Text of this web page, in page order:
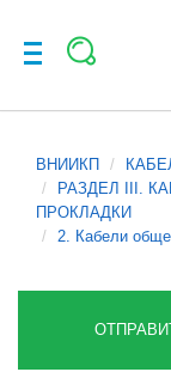
ВНИИКП
РАЗДЕЛ III.
ПРОКЛАДКИ
2. Кабели